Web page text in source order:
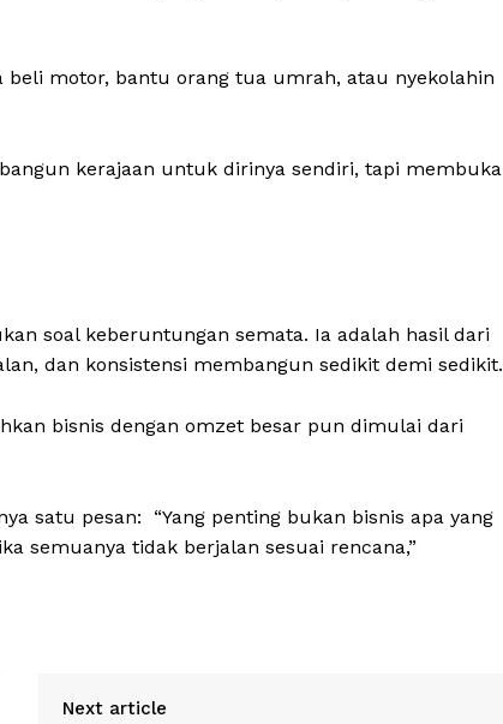
beli motor, bantu orang tua umrah, atau nyekolahin
kerajaan untuk dirinya sendiri, tapi membuka
soal keberuntungan semata. Ia adalah hasil dari
dan konsistensi membangun sedikit demi sedikit.
bisnis dengan omzet besar pun dimulai dari
satu pesan: “Yang penting bukan bisnis apa yang
semuanya tidak berjalan sesuai rencana,”
Next article